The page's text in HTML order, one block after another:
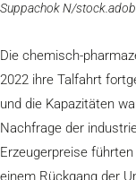
Suppachok N/
Die chemisch-
2022 ihre Talfahrt
und die Kapazitäten
Nachfrage der
Erzeugerpreise
einem Rückgang der